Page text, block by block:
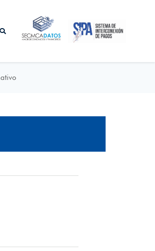
SECMCA
DATOS
SISTEMA DE
INTERCONEXIÓN
DE PAGOS